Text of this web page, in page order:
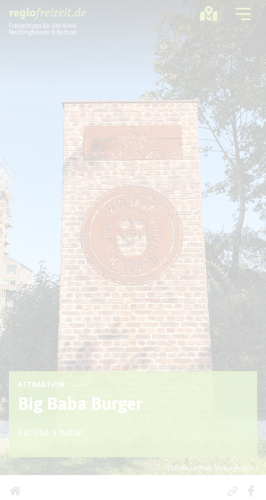
Freizeittipps für den Kreis
Recklinghausen & Bottrop
Ausflugstipps
Sport + Bewegung
Aktuelles
Freizeitregion
© T.Brakopp (Kreis Recklinghausen)
ATTRAKTION
Big Baba Burger
Eat like a baba!